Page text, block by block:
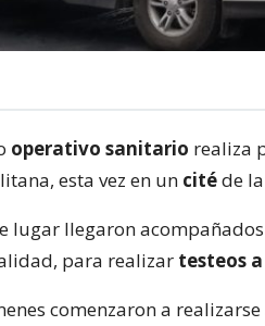
operativo sanitario realiza
esta vez en un citéde
lugar llegaron
para realizar testeos
comenzaron a